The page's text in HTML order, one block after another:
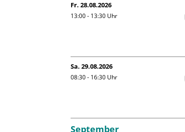
Fr. 28.08.2026
13:00 - 13:30 Uhr
Sa. 29.08.2026
08:30 - 16:30 Uhr
September